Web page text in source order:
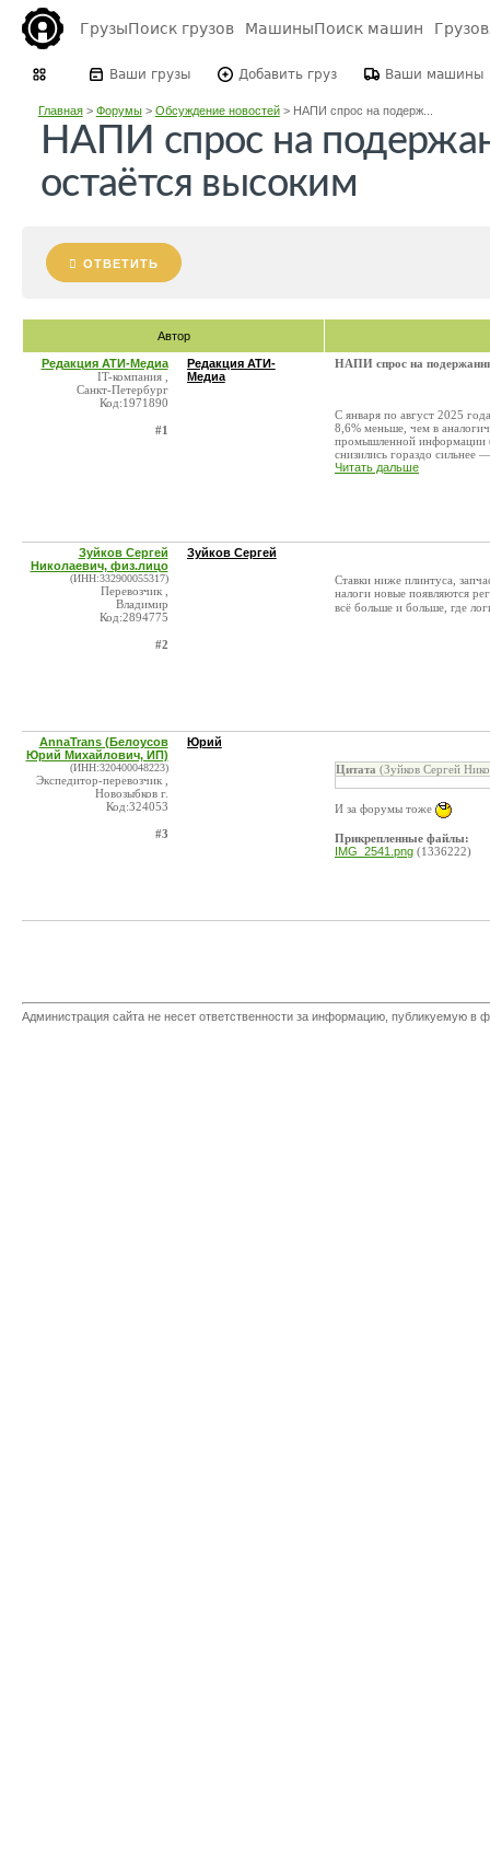
ГрузыПоиск грузов МашиныПоиск машин
Ваши грузы Добавить груз Ваши машины
Главная> Форумы> Обсуждение новостей> НАПИ спрос на подерж...
НАПИ спрос на
остаётся высоким
ОТВЕТИТЬ
Автор
Редакция АТИ-Медиа
IT-компания ,
Санкт-Петербург
Код:1971890
#1
Редакция АТИ-
Медиа
НАПИ спрос на
С января по август 2025
8,6% меньше, чем в
промышленной информации
снизились гораздо сильнее
Читать дальше
Зуйков Сергей
Николаевич, физ.лицо
(ИНН:332900055317)
Перевозчик ,
Владимир
Код:2894775
#2
Зуйков Сергей
Ставки ниже плинтуса,
налоги новые появляются
всё больше и больше, где
AnnaTrans (Белоусов
Юрий Михайлович, ИП)
(ИНН:320400048223)
Экспедитор-перевозчик ,
Новозыбков г.
Код:324053
#3
Юрий
Цитата (Зуйков Сергей
И за форумы тоже
Прикрепленные файлы:
IMG_2541.png (1336222)
Администрация сайта не несет ответственности за информацию, публикуемую